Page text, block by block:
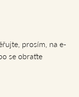
prosím, na e-
se obraťte